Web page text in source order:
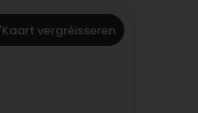
vergréisseren